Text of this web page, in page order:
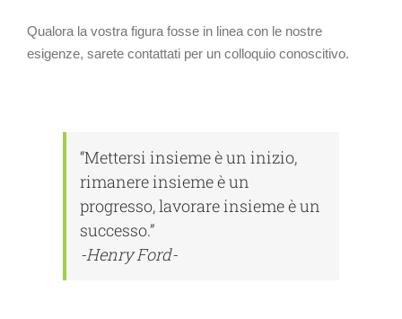
Qualora la vostra figura fosse in linea con le nostre
esigenze, sarete contattati per un colloquio conoscitivo.
“Mettersi insieme è un inizio,
rimanere insieme è un
progresso, lavorare insieme è un
successo.”
-Henry Ford-